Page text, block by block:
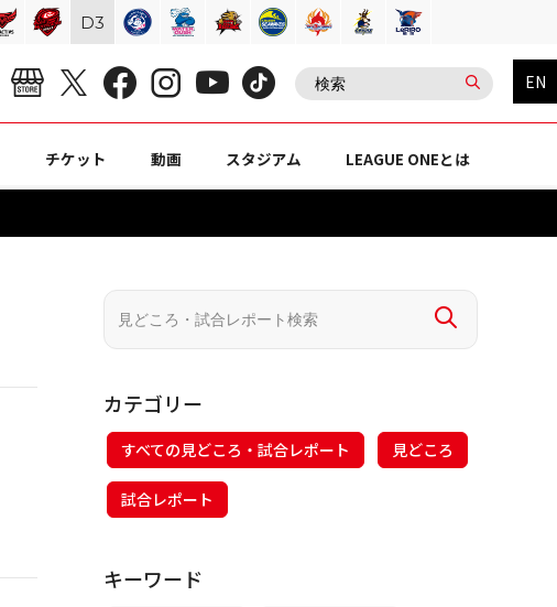
EN
チケット 動画 スタジアム LEAGUE ONEとは
カテゴリー
すべての見どころ・試合レポート 見どころ
試合レポート
キーワード
D3